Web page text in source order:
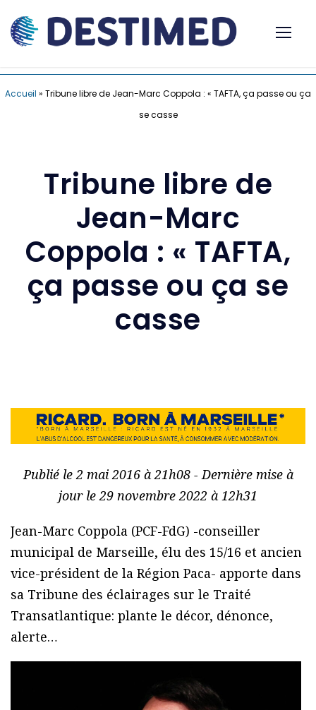
Accueil » Tribune libre de Jean-Marc Coppola : « TAFTA, ça passe ou ça
se casse
Tribune libre de
Jean-Marc
Coppola : « TAFTA,
ça passe ou ça se
casse
Publié le 2 mai 2016 à 21h08 - Dernière mise à
jour le 29 novembre 2022 à 12h31
Jean-Marc Coppola (PCF-FdG) -conseiller
municipal de Marseille, élu des 15/16 et ancien
vice-président de la Région Paca- apporte dans
sa Tribune des éclairages sur le Traité
Transatlantique: plante le décor, dénonce,
alerte…